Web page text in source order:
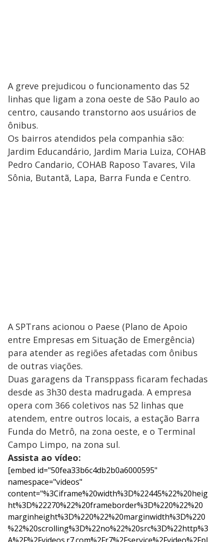
A greve prejudicou o funcionamento das 52
linhas que ligam a zona oeste de São Paulo ao
centro, causando transtorno aos usuários de
ônibus.
Os bairros atendidos pela companhia são:
Jardim Educandário, Jardim Maria Luiza, COHAB
Pedro Candario, COHAB Raposo Tavares, Vila
Sônia, Butantã, Lapa, Barra Funda e Centro.
A SPTrans acionou o Paese (Plano de Apoio
entre Empresas em Situação de Emergência)
para atender as regiões afetadas com ônibus
de outras viações.
Duas garagens da Transppass ficaram fechadas
desde as 3h30 desta madrugada. A empresa
opera com 366 coletivos nas 52 linhas que
atendem, entre outros locais, a estação Barra
Funda do Metrô, na zona oeste, e o Terminal
Campo Limpo, na zona sul.
Assista ao vídeo:
[embed id="50fea33b6c4db2b0a6000595"
namespace="videos"
content="%3Ciframe%20width%3D%22445%22%20heig
ht%3D%22270%22%20frameborder%3D%220%22%20
marginheight%3D%220%22%20marginwidth%3D%220
%22%20scrolling%3D%22no%22%20src%3D%22http%3